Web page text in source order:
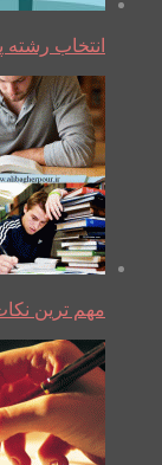
انتخاب رشته
مهم ترین